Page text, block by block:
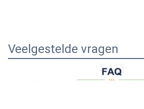
Veelgestelde vragen